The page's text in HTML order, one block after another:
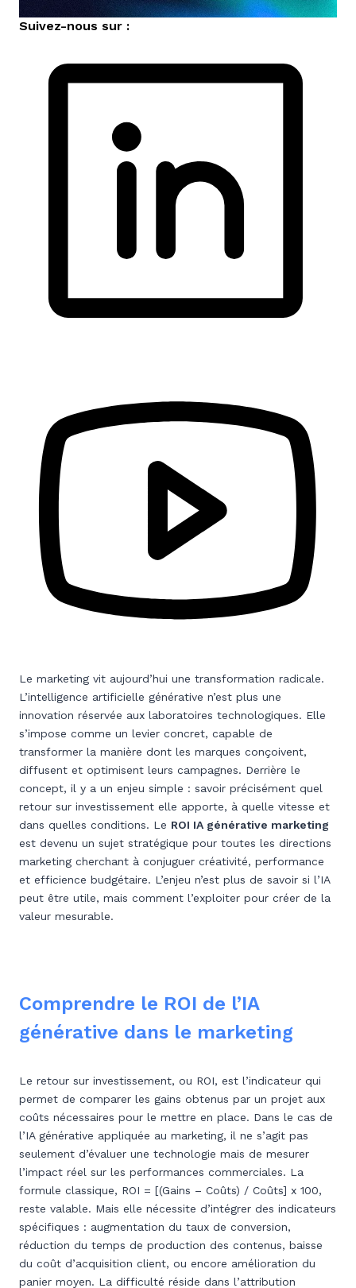
Suivez-nous sur :
Le marketing vit aujourd’hui une transformation radicale.
L’intelligence artificielle générative n’est plus une
innovation réservée aux laboratoires technologiques. Elle
s’impose comme un levier concret, capable de
transformer la manière dont les marques conçoivent,
diffusent et optimisent leurs campagnes. Derrière le
concept, il y a un enjeu simple : savoir précisément quel
retour sur investissement elle apporte, à quelle vitesse et
dans quelles conditions. Le ROI IA générative marketing
est devenu un sujet stratégique pour toutes les directions
marketing cherchant à conjuguer créativité, performance
et efficience budgétaire. L’enjeu n’est plus de savoir si l’IA
peut être utile, mais comment l’exploiter pour créer de la
valeur mesurable.
Comprendre le ROI de l’IA
générative dans le marketing
Le retour sur investissement, ou ROI, est l’indicateur qui
permet de comparer les gains obtenus par un projet aux
coûts nécessaires pour le mettre en place. Dans le cas de
l’IA générative appliquée au marketing, il ne s’agit pas
seulement d’évaluer une technologie mais de mesurer
l’impact réel sur les performances commerciales. La
formule classique, ROI = [(Gains – Coûts) / Coûts] x 100,
reste valable. Mais elle nécessite d’intégrer des indicateurs
spécifiques : augmentation du taux de conversion,
réduction du temps de production des contenus, baisse
du coût d’acquisition client, ou encore amélioration du
panier moyen. La difficulté réside dans l’attribution